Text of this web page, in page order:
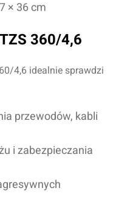
× 36 cm
360/4,6
4,6 idealnie sprawdzi
przewodów, kabli
i zabezpieczania